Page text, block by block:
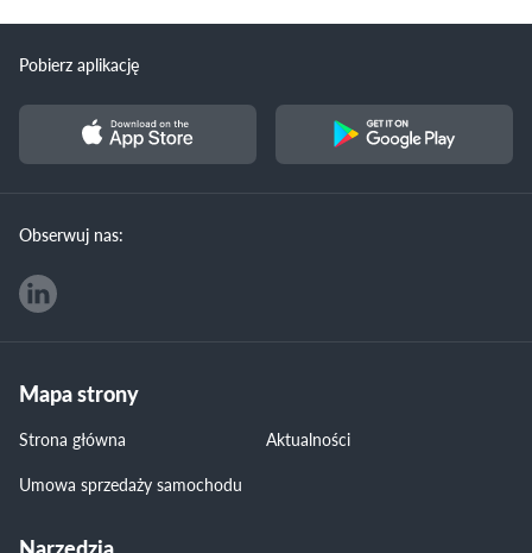
Pobierz aplikację
Obserwuj nas:
Mapa strony
Strona główna
Aktualności
Umowa sprzedaży samochodu